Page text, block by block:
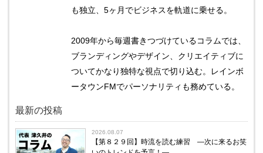
も独立、5ヶ月でビジネスを軌道に乗せる。
2009年から毎週書きつづけているコラムでは、
ブランディングやデザイン、クリエイティブに
ついてかなり独特な視点で切り込む。レインボ
ータウンFMでパーソナリティも務めている。
最新の投稿
2026.08.07
【第８２９回】時流を読む練習 ―次に来るお笑